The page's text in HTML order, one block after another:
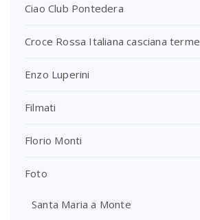
Ciao Club Pontedera
Croce Rossa Italiana casciana terme
Enzo Luperini
Filmati
Florio Monti
Foto
Santa Maria a Monte